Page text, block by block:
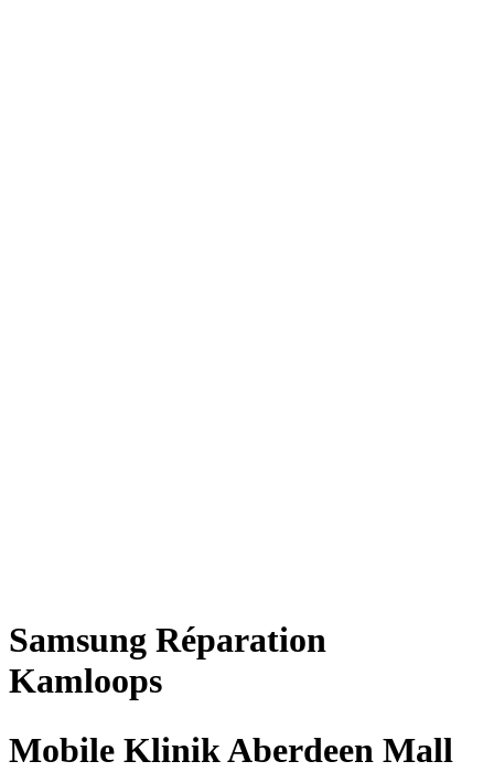
Samsung Réparation
Kamloops
Mobile Klinik Aberdeen Mall